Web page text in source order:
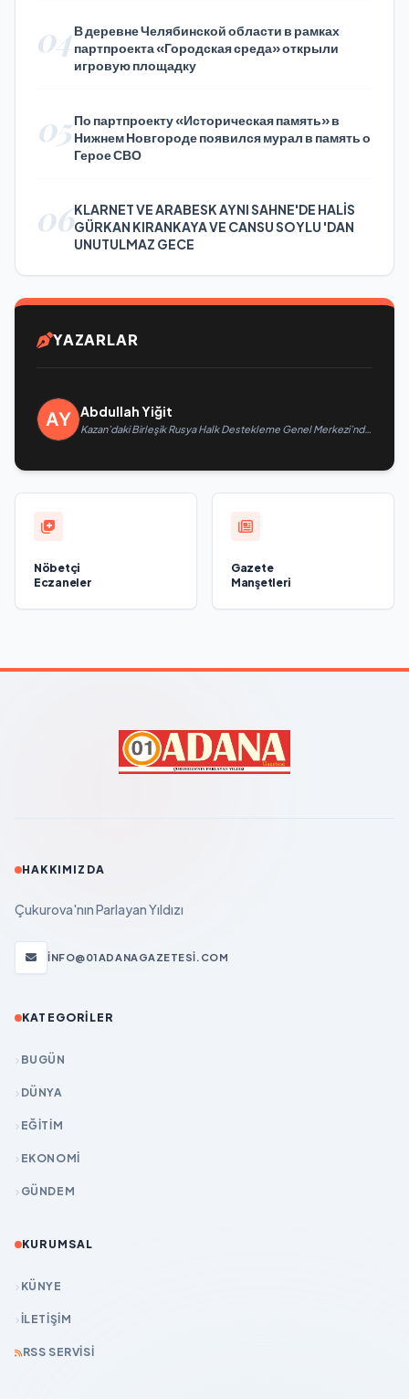
04В деревне Челябинской области в рамках
партпроекта «Городская среда» открыли
игровую площадку
05По партпроекту «Историческая память» в
Нижнем Новгороде появился мурал в память о
Герое СВО
06KLARNET VE ARABESK AYNI SAHNE'DE HALİS
GÜRKAN KIRANKAYA VE CANSU SOYLU 'DAN
UNUTULMAZ GECE
YAZARLAR
Abdullah Yiğit
Kazan’daki Birleşik Rusya Halk Destekleme Genel Merkezi’nde
Nöbetçi
Eczaneler
Gazete
Manşetleri
HAKKIMIZDA
Çukurova'nın Parlayan Yıldızı
INFO@01ADANAGAZETESI.COM
KATEGORILER
BUGÜN
DÜNYA
EĞİTİM
EKONOMİ
GÜNDEM
KURUMSAL
KÜNYE
İLETIŞIM
RSS SERVISI